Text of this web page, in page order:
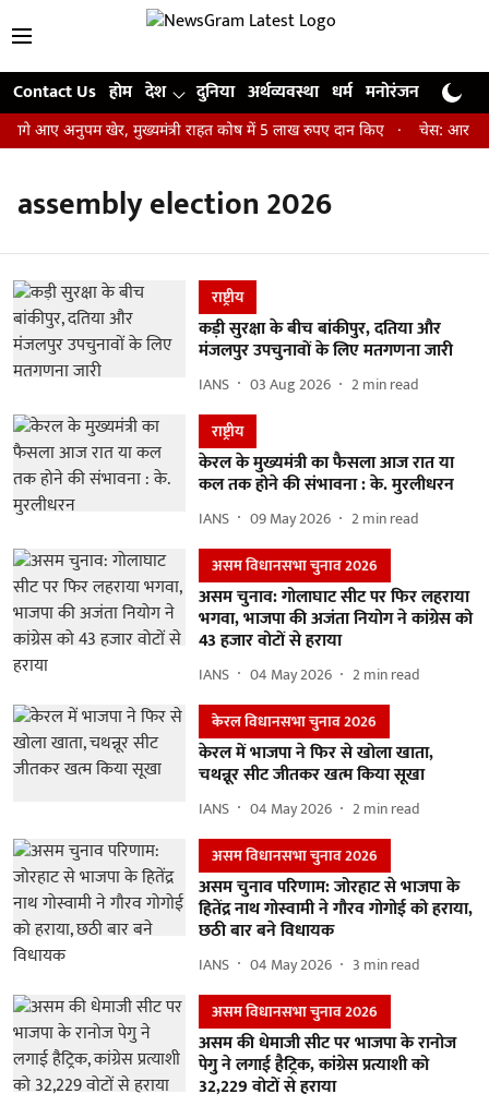
Contact Us होम देश दुनिया अर्थव्यवस्था धर्म मनोरंजन खेल
आए अनुपम खेर, मुख्यमंत्री राहत कोष में 5 लाख रुपए दान किए चेस: आर
assembly election 2026
राष्ट्रीय
कड़ी सुरक्षा के बीच बांकीपुर, दतिया और
मंजलपुर उपचुनावों के लिए मतगणना जारी
IANS 03 Aug 2026 2min read
राष्ट्रीय
केरल के मुख्यमंत्री का फैसला आज रात या
कल तक होने की संभावना : के. मुरलीधरन
IANS 09 May 2026 2min read
असम विधानसभा चुनाव 2026
असम चुनाव: गोलाघाट सीट पर फिर लहराया
भगवा, भाजपा की अजंता नियोग ने कांग्रेस को
43 हजार वोटों से हराया
IANS 04 May 2026 2min read
केरल विधानसभा चुनाव 2026
केरल में भाजपा ने फिर से खोला खाता,
चथन्नूर सीट जीतकर खत्म किया सूखा
IANS 04 May 2026 2min read
असम विधानसभा चुनाव 2026
असम चुनाव परिणाम: जोरहाट से भाजपा के
हितेंद्र नाथ गोस्वामी ने गौरव गोगोई को हराया,
छठी बार बने विधायक
IANS 04 May 2026 3 min read
असम विधानसभा चुनाव 2026
असम की धेमाजी सीट पर भाजपा के रानोज
पेगु ने लगाई हैट्रिक, कांग्रेस प्रत्याशी को
32,229 वोटों से हराया